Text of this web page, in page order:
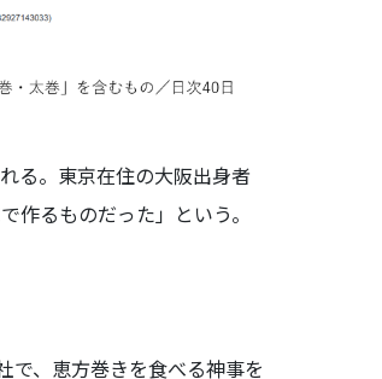
る。東京在住の大阪出身者
作るものだった」という。
、恵方巻きを食べる神事を